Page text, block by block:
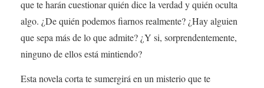
que te harán cuestionar quién dice la verdad y quién oculta
algo. ¿De quién podemos fiarnos realmente? ¿Hay alguien
que sepa más de lo que admite? ¿Y si, sorprendentemente,
ninguno de ellos está mintiendo?
Esta novela corta te sumergirá en un misterio que te